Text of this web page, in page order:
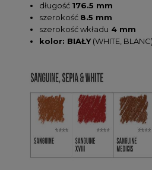
długość 176.5 mm
szerokość 8.5 mm
szerokość wkładu 4 mm
kolor: BIAŁY(WHITE, BLANC)